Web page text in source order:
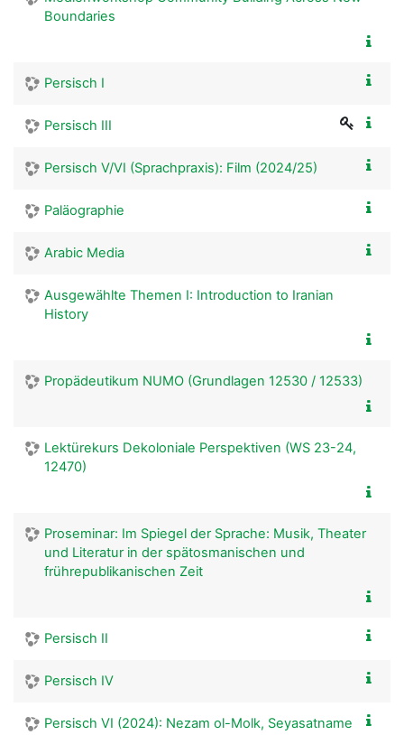
Boundaries
Persisch I
Persisch III
Persisch V/VI (Sprachpraxis): Film (2024/25)
Paläographie
Arabic Media
Ausgewählte Themen I: Introduction to Iranian
History
Propädeutikum NUMO (Grundlagen 12530 / 12533)
Lektürekurs Dekoloniale Perspektiven (WS 23-24,
12470)
Proseminar: Im Spiegel der Sprache: Musik, Theater
und Literatur in der spätosmanischen und
frührepublikanischen Zeit
Persisch II
Persisch IV
Persisch VI (2024): Nezam ol-Molk, Seyasatname